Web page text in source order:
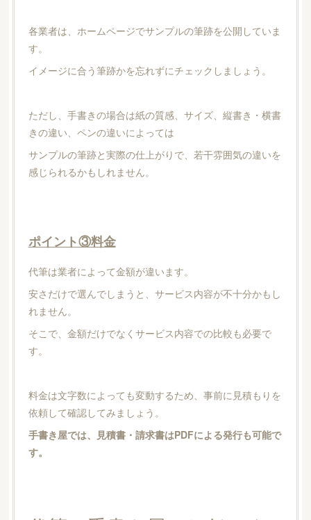
各業者は、ホームページでサンプルの筆跡を公開していま
す。
イメージに合う筆跡かを忘れずにチェックしましょう。
ただし、手書きの場合は紙の質感、サイズ、縦書き・横書
きの違い、ペンの違いによっては
サンプルの筆跡と実際の仕上がりで、若干雰囲気の違いを
感じられるかもしれません。
ポイント③料金
代筆は業者によって金額が違います。
安さだけで選んでしまうと、サービス内容が不十分かもし
れません。
そこで、金額だけでなくサービス内容での比較も必要で
す。
料金は文字数によっても変動するため、事前に見積もりを
依頼して確認してみましょう。
手書き屋では、見積書・請求書はPDFによる発行も可能で
す。